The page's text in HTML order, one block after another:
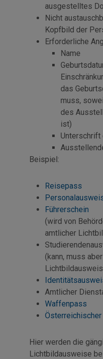
ausgestelltes
Nicht
Kopfbild der
Erforderliche
Name
das
muss,
des
ist)
Unterschrift
Beispiel:
Reisepass
Führerschein
(wird von
amtlicher
(kann, muss
Amtlicher
Waffenpass
Hier werden die
Lichtbildausweise